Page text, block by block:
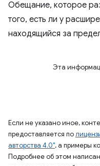
Обещание, которое
того, есть ли у
находящийся за
Эта
Если не указано иное,
предоставляется по
авторства 4.0", а примеры
Подробнее об этом